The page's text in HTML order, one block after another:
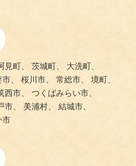
見町、 茨城町、
大洗町、
、 桜川市、 常総市、
境町、
西市、
つくばみらい市、
市、 美浦村、
結城市、
市